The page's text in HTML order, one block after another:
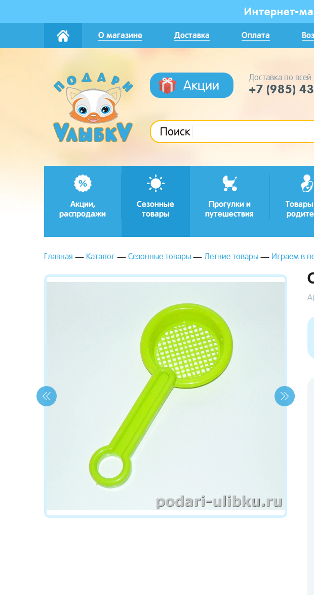
Интернет-
О магазине Доставка Оплата
Акции
Доставка по всей
+7 (985)
Поиск
Акции,
распродажи
Сезонные
товары
Прогулки и
путешествия
Главная Каталог Сезонные товары Летние товары Играем в